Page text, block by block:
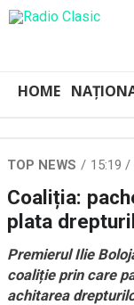
HOME
TOP NEWS 15:19
Coaliția:
plata
Premierul Ilie
coaliție prin care
achitarea